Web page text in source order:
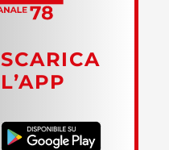
SCARICA
L’APP